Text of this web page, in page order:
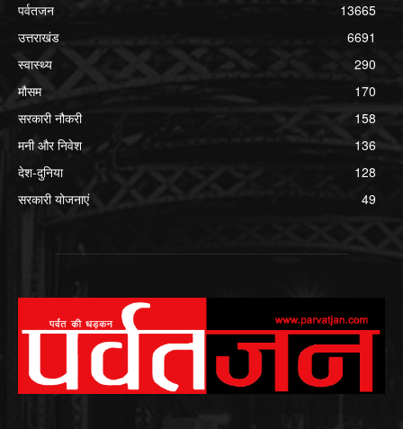
पर्वतजन
13665
उत्तराखंड
6691
स्वास्थ्य
290
मौसम
170
सरकारी नौकरी
158
मनी और निवेश
136
देश-दुनिया
128
सरकारी योजनाएं
49